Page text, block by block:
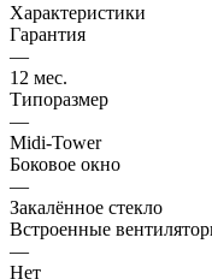
Характеристики
Гарантия
—
12 мес.
Типоразмер
—
Midi-Tower
Боковое окно
—
Закалённое стекло
Встроенные
—
Нет